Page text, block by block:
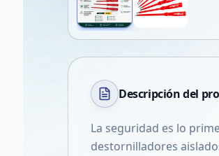
Descripción del
La seguridad es lo
destornilladores